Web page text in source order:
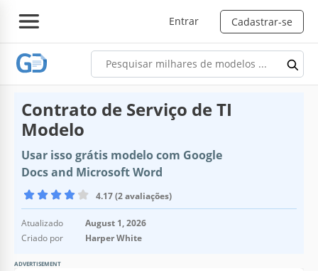
Entrar Cadastrar-se
Contrato de Serviço de TI
Modelo
Usar isso grátis modelo com Google
Docs and Microsoft Word
4.17 (2 avaliações)
Atualizado
August 1, 2026
Criado por
Harper White
ADVERTISEMENT